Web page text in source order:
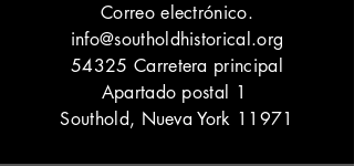
Correo electrónico.
info@southoldhistorical.org
54325 Carretera principal
Apartado postal 1
Southold, Nueva York 11971